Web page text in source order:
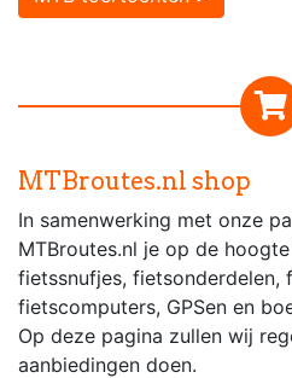
MTBroutes.nl shop
In samenwerking met onze
MTBroutes.nl je op de
fietssnufjes, fietsonderdelen,
fietscomputers, GPSen en
Op deze pagina zullen wij
aanbiedingen doen.